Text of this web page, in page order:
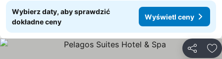
Wybierz daty, aby sprawdzić
dokładne ceny
Wyświetl ceny